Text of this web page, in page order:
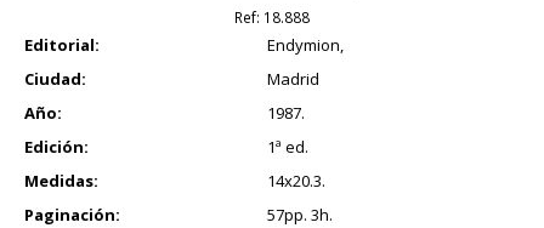
Ref: 18.888
Editorial:
Endymion,
Ciudad:
Madrid
Año:
1987.
Edición:
1ª ed.
Medidas:
14x20.3.
Paginación:
57pp. 3h.